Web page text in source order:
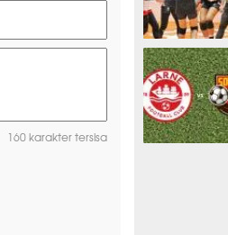
160 karakter tersisa
OLAHRAGA LAIN